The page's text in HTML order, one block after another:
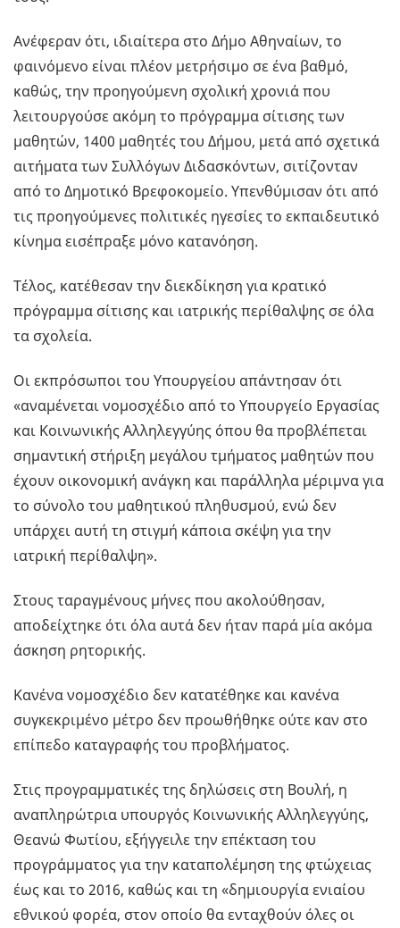
Ανέφεραν ότι, ιδιαίτερα στο Δήμο Αθηναίων, το
φαινόμενο είναι πλέον μετρήσιμο σε ένα βαθμό,
καθώς, την προηγούμενη σχολική χρονιά που
λειτουργούσε ακόμη το πρόγραμμα σίτισης των
μαθητών, 1400 μαθητές του Δήμου, μετά από σχετικά
αιτήματα των Συλλόγων Διδασκόντων, σιτίζονταν
από το Δημοτικό Βρεφοκομείο. Υπενθύμισαν ότι από
τις προηγούμενες πολιτικές ηγεσίες το εκπαιδευτικό
κίνημα εισέπραξε μόνο κατανόηση.
Τέλος, κατέθεσαν την διεκδίκηση για κρατικό
πρόγραμμα σίτισης και ιατρικής περίθαλψης σε όλα
τα σχολεία.
Οι εκπρόσωποι του Υπουργείου απάντησαν ότι
«αναμένεται νομοσχέδιο από το Υπουργείο Εργασίας
και Κοινωνικής Αλληλεγγύης όπου θα προβλέπεται
σημαντική στήριξη μεγάλου τμήματος μαθητών που
έχουν οικονομική ανάγκη και παράλληλα μέριμνα για
το σύνολο του μαθητικού πληθυσμού, ενώ δεν
υπάρχει αυτή τη στιγμή κάποια σκέψη για την
ιατρική περίθαλψη».
Στους ταραγμένους μήνες που ακολούθησαν,
αποδείχτηκε ότι όλα αυτά δεν ήταν παρά μία ακόμα
άσκηση ρητορικής.
Κανένα νομοσχέδιο δεν κατατέθηκε και κανένα
συγκεκριμένο μέτρο δεν προωθήθηκε ούτε καν στο
επίπεδο καταγραφής του προβλήματος.
Στις προγραμματικές της δηλώσεις στη Βουλή, η
αναπληρώτρια υπουργός Κοινωνικής Αλληλεγγύης,
Θεανώ Φωτίου, εξήγγειλε την επέκταση του
προγράμματος για την καταπολέμηση της φτώχειας
έως και το 2016, καθώς και τη «δημιουργία ενιαίου
εθνικού φορέα, στον οποίο θα ενταχθούν όλες οι